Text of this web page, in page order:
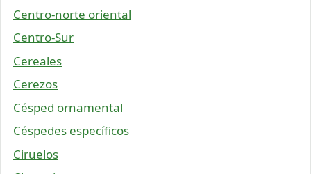
Centro-norte oriental
Centro-Sur
Cereales
Cerezos
Césped ornamental
Céspedes específicos
Ciruelos